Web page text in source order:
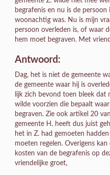
begrafenis en nu is de
woonachtig was. Nu is mijn
persoon overleden is, of waar
hem moet begraven. Met
Antwoord:
Dag, het is niet de gemeente
de gemeente waar hij is
lijk zich bevond toen bleek dat
wilde voorzien die bepaalt
begraven. Zie ook artikel 20
gemeente H. heeft dus juist
het in Z. had gemoeten
moeten regelen. Overigens
kosten van de begrafenis op
vriendelijke groet,